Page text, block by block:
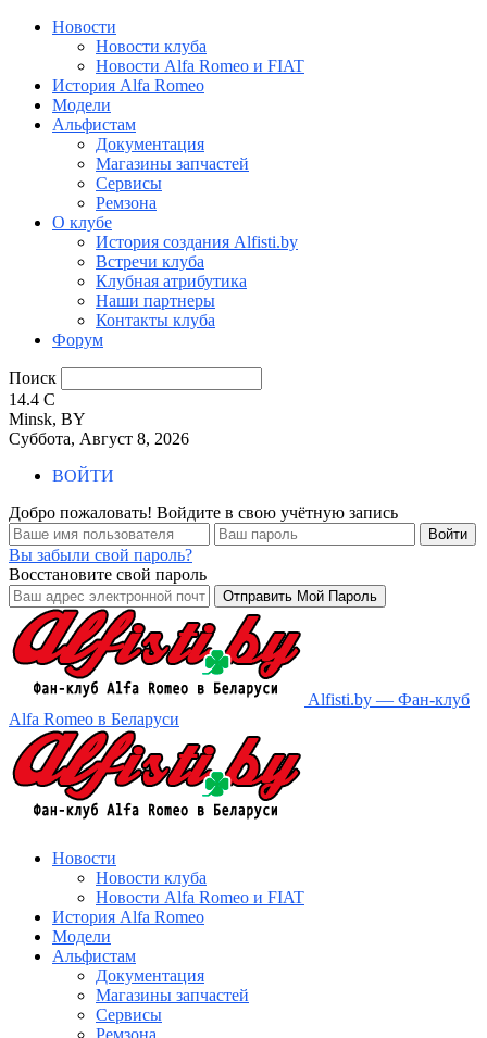
Новости
Новости клуба
Новости Alfa Romeo и FIAT
История Alfa Romeo
Модели
Альфистам
Документация
Магазины запчастей
Сервисы
Ремзона
О клубе
История создания Alfisti.by
Встречи клуба
Клубная атрибутика
Наши партнеры
Контакты клуба
Форум
Поиск
14.4 C
Minsk, BY
Суббота, Август 8, 2026
ВОЙТИ
Добро пожаловать! Войдите в свою учётную запись
Вы забыли свой пароль?
Восстановите свой пароль
Alfisti.by — Фан-клуб
Alfa Romeo в Беларуси
Новости
Новости клуба
Новости Alfa Romeo и FIAT
История Alfa Romeo
Модели
Альфистам
Документация
Магазины запчастей
Сервисы
Ремзона